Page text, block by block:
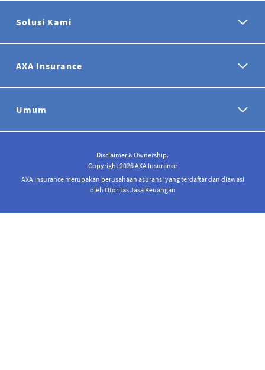
Solusi Kami
AXA Insurance
Umum
Disclaimer & Ownership.
Copyright 2026 AXA Insurance
AXA Insurance merupakan perusahaan asuransi yang terdaftar dan diawasi
oleh Otoritas Jasa Keuangan